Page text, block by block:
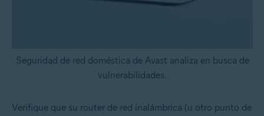
Seguridad de red doméstica de Avast analiza en busca de
vulnerabilidades.
Verifique que su router de red inalámbrica (u otro punto de